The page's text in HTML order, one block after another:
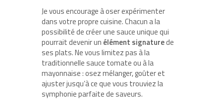
Je vous encourage à oser expérimenter
dans votre propre cuisine. Chacun a la
possibilité de créer une sauce unique qui
pourrait devenir un élément signaturede
ses plats. Ne vous limitez pas à la
traditionnelle sauce tomate ou à la
mayonnaise : osez mélanger, goûter et
ajuster jusqu’à ce que vous trouviez la
symphonie parfaite de saveurs.